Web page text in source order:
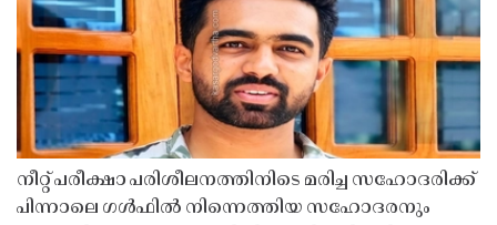
നീറ്റ് പരീക്ഷാ പരിശീലനത്തിനിടെ മരിച്ച സഹോദരിക്ക്
പിന്നാലെ ഗൾഫിൽ നിന്നെത്തിയ സഹോദരനും